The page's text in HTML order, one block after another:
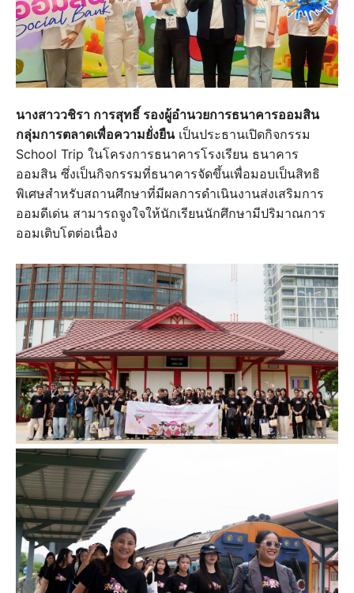
นางสาววชิรา การสุทธิ์ รองผู้อำนวยการธนาคารออมสิน
กลุ่มการตลาดเพื่อความยั่งยืนเป็นประธานเปิดกิจกรรม
School Trip ในโครงการธนาคารโรงเรียน ธนาคาร
ออมสิน ซึ่งเป็นกิจกรรมที่ธนาคารจัดขึ้นเพื่อมอบเป็นสิทธิ
พิเศษสำหรับสถานศึกษาที่มีผลการดำเนินงานส่งเสริมการ
ออมดีเด่น สามารถจูงใจให้นักเรียนนักศึกษามีปริมาณการ
ออมเติบโตต่อเนื่อง